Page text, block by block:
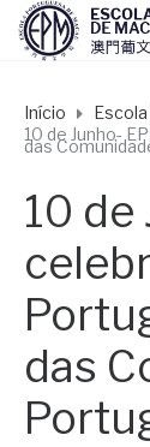
Início
10 de Junho-
das
10 de
das